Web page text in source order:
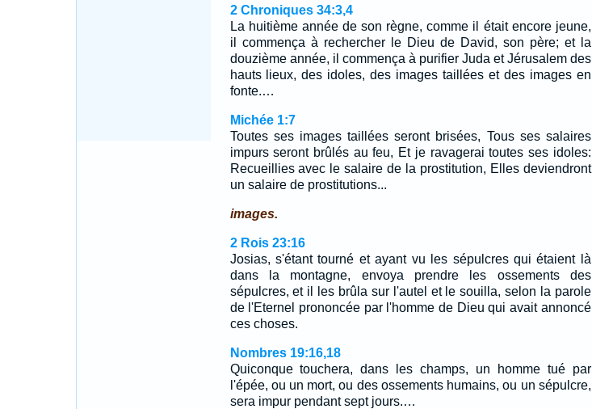
2 Chroniques 34:3,4
La huitième année de son règne, comme il était encore jeune,
il commença à rechercher le Dieu de David, son père; et la
douzième année, il commença à purifier Juda et Jérusalem des
hauts lieux, des idoles, des images taillées et des images en
fonte.…
Michée 1:7
Toutes ses images taillées seront brisées, Tous ses salaires
impurs seront brûlés au feu, Et je ravagerai toutes ses idoles:
Recueillies avec le salaire de la prostitution, Elles deviendront
un salaire de prostitutions...
images.
2 Rois 23:16
Josias, s'étant tourné et ayant vu les sépulcres qui étaient là
dans la montagne, envoya prendre les ossements des
sépulcres, et il les brûla sur l'autel et le souilla, selon la parole
de l'Eternel prononcée par l'homme de Dieu qui avait annoncé
ces choses.
Nombres 19:16,18
Quiconque touchera, dans les champs, un homme tué par
l'épée, ou un mort, ou des ossements humains, ou un sépulcre,
sera impur pendant sept jours.…